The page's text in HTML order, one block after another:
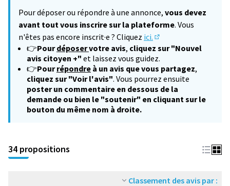
Pour déposer ou répondre à une annonce, vous devez
avant tout vous inscrire sur la plateforme. Vous
n'êtes pas encore inscrit·e ? Cliquez ici.
(S'ouvre dans un
👉Pourdéposervotre avis, cliquez sur "Nouvel
avis citoyen +" et laissez vous guidez.
👉Pourrépondre à un avis que vous partagez,
cliquez sur "Voir l'avis". Vous pourrez ensuite
poster un commentaire en dessous de la
demande ou bien le "soutenir" en cliquant sur le
bouton du même nom à droite.
34 propositions
Classement des avis par :